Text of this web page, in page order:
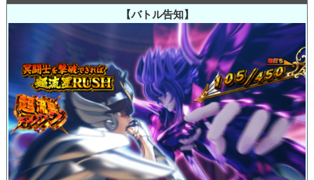
【バトル告知】